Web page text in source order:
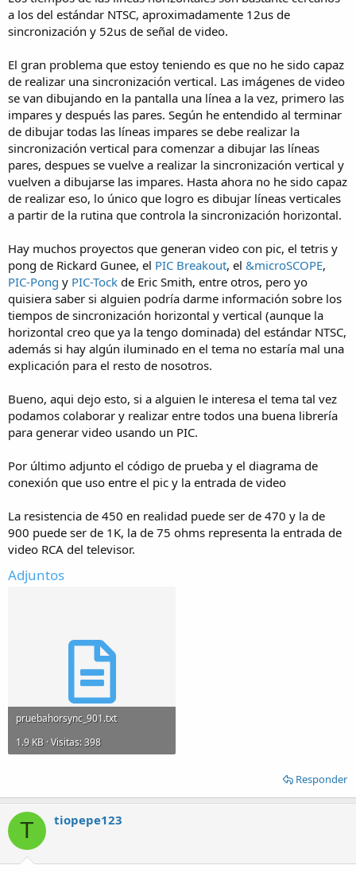
a los del estándar NTSC, aproximadamente 12us de
sincronización y 52us de señal de video.
El gran problema que estoy teniendo es que no he sido capaz
de realizar una sincronización vertical. Las imágenes de video
se van dibujando en la pantalla una línea a la vez, primero las
impares y después las pares. Según he entendido al terminar
de dibujar todas las líneas impares se debe realizar la
sincronización vertical para comenzar a dibujar las líneas
pares, despues se vuelve a realizar la sincronización vertical y
vuelven a dibujarse las impares. Hasta ahora no he sido capaz
de realizar eso, lo único que logro es dibujar líneas verticales
a partir de la rutina que controla la sincronización horizontal.
Hay muchos proyectos que generan video con pic, el tetris y
pong de Rickard Gunee, el PIC Breakout, el &microSCOPE,
PIC-Pong y PIC-Tock de Eric Smith, entre otros, pero yo
quisiera saber si alguien podría darme información sobre los
tiempos de sincronización horizontal y vertical (aunque la
horizontal creo que ya la tengo dominada) del estándar NTSC,
además si hay algún iluminado en el tema no estaría mal una
explicación para el resto de nosotros.
Bueno, aqui dejo esto, si a alguien le interesa el tema tal vez
podamos colaborar y realizar entre todos una buena librería
para generar video usando un PIC.
Por último adjunto el código de prueba y el diagrama de
conexión que uso entre el pic y la entrada de video
La resistencia de 450 en realidad puede ser de 470 y la de
900 puede ser de 1K, la de 75 ohms representa la entrada de
video RCA del televisor.
Adjuntos
pruebahorsync_901.txt
1.9 KB · Visitas: 398
Responder
T tiopepe123